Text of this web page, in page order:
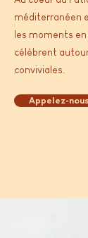
méditerranéen
les moments
célèbrent
conviviales.
Appelez-nous